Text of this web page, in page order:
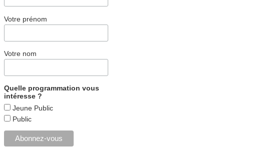
Votre prénom
Votre nom
Quelle programmation vous
intéresse ?
Jeune Public
Public